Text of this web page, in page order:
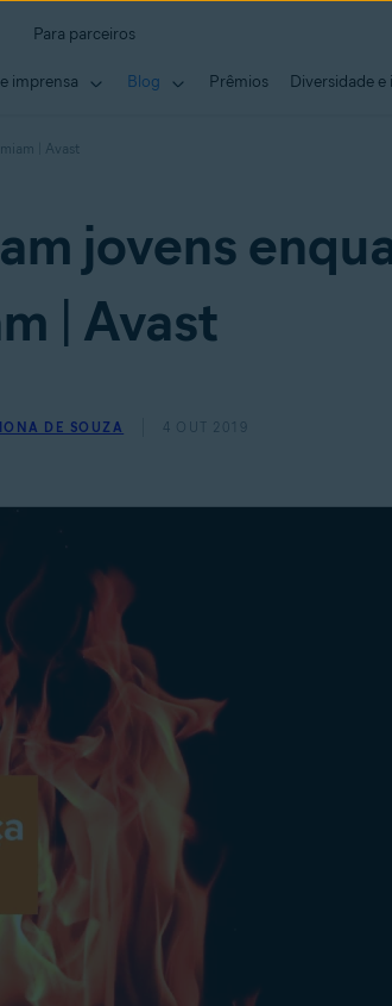
Para parceiros
imprensa Blog Prêmios Diversidade e
| Avast
jovens
| Avast
DE SOUZA 4 OUT 2019